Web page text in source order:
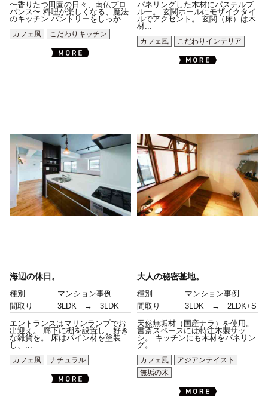
〜香りたつ田園の日々、南仏プロ
バンス〜 料理が楽しくなる、魔法
のキッチン パントリーをしっか...
カフェ風
こだわりキッチン
パネリングした木材にパステルブ
ルー。 玄関ホールにモザイクタイ
ルでアクセント。 玄関（床）は木
材...
カフェ風
こだわりインテリア
海辺の休日。
種別
マンション事例
間取り
3LDK → 3LDK
エントランスはマリンランプでお
出迎え。 廊下に棚を設置し、好き
な雑貨を。 床はパイン材を塗装
し、...
カフェ風
ナチュラル
大人の秘密基地。
種別
マンション事例
間取り
3LDK → 2LDK+S
天然無垢材（国産ナラ）を使用。
書斎スペースには特注木製サッ
シ。 キッチンにも木材をパネリン
グ。
カフェ風
アジアンテイスト
無垢の木